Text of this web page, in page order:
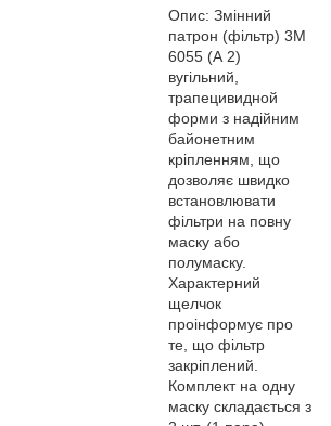
Опис: Змінний
патрон (фільтр) 3M
6055 (А 2)
вугільний,
трапецивидной
форми з надійним
байонетним
кріпленням, що
дозволяє швидко
встановлювати
фільтри на повну
маску або
полумаску.
Характерний
щелчок
проінформує про
те, що фільтр
закріплений.
Комплект на одну
маску складається з